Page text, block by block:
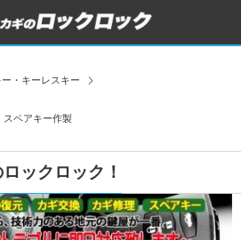
・キーレスキー
スペアキー作製
ックロック！